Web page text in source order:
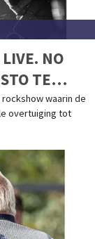
LIVE. NO
TE
rockshow waarin de
overtuiging tot